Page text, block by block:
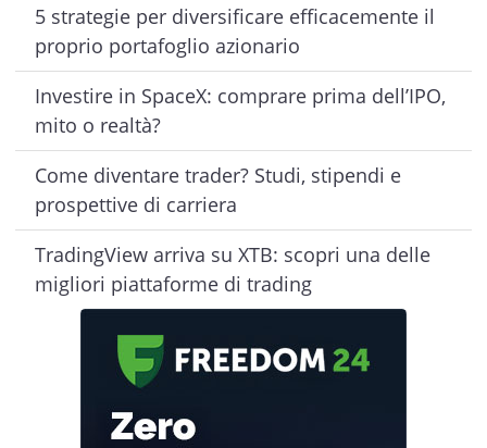
5 strategie per diversificare efficacemente il
proprio portafoglio azionario
Investire in SpaceX: comprare prima dell’IPO,
mito o realtà?
Come diventare trader? Studi, stipendi e
prospettive di carriera
TradingView arriva su XTB: scopri una delle
migliori piattaforme di trading